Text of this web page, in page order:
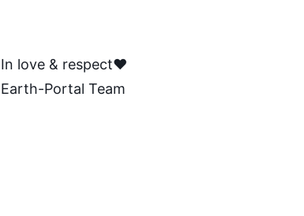
In love & respect❤️
Earth-Portal Team